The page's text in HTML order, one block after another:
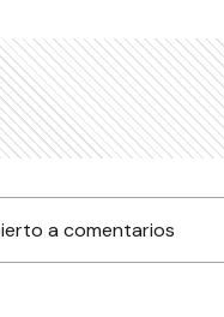
a comentarios